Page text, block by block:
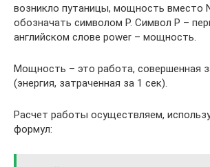
возникло путаницы, мощность вместо
обозначать символом P. Символ P –
английском слове power – мощность.
Мощность – это работа, совершенная
(энергия, затраченная за 1 сек).
Расчет работы осуществляем,
формул: